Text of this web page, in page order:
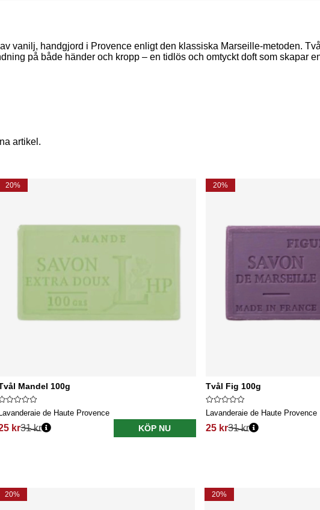
vanilj, handgjord i Provence enligt den klassiska Marseille-metoden.
på både händer och kropp – en tidlös och omtyckt doft som skapar
artikel.
20%
Mandel 100g
Lavanderaie de Haute Provence
kr31 kr KÖP NU
20%
Tvål Fig 100g
Lavanderaie de Haute Provence
25 kr31 kr
20% 20%